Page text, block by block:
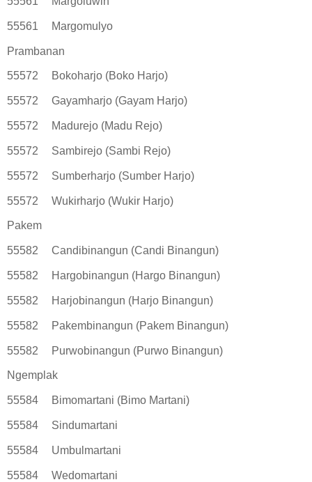
55561 Margomulyo
Prambanan
55572 Bokoharjo (Boko Harjo)
55572 Gayamharjo (Gayam Harjo)
55572 Madurejo (Madu Rejo)
55572 Sambirejo (Sambi Rejo)
55572 Sumberharjo (Sumber Harjo)
55572 Wukirharjo (Wukir Harjo)
Pakem
55582 Candibinangun (Candi Binangun)
55582 Hargobinangun (Hargo Binangun)
55582 Harjobinangun (Harjo Binangun)
55582 Pakembinangun (Pakem Binangun)
55582 Purwobinangun (Purwo Binangun)
Ngemplak
55584 Bimomartani (Bimo Martani)
55584 Sindumartani
55584 Umbulmartani
55584 Wedomartani